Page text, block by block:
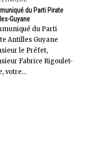
du Parti Pirate
Guyane
du Parti
Antilles Guyane
le Préfet,
Fabrice Rigoulet-
votre...